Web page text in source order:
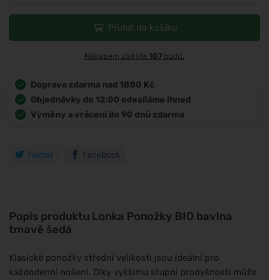
Popis produktu Lonka Ponožky BIO bavlna
tmavě šedá
Klasické ponožky střední velikosti jsou ideální pro
každodenní nošení. Díky vyššímu stupni prodyšnosti může
Přidat do košíku
Nákupem získáte 107 bodů.
Doprava zdarma nad 1800 Kč
Objednávky do 12:00 odesíláme ihned
Výměny a vrácení do 90 dnů zdarma
Twitter Facebook